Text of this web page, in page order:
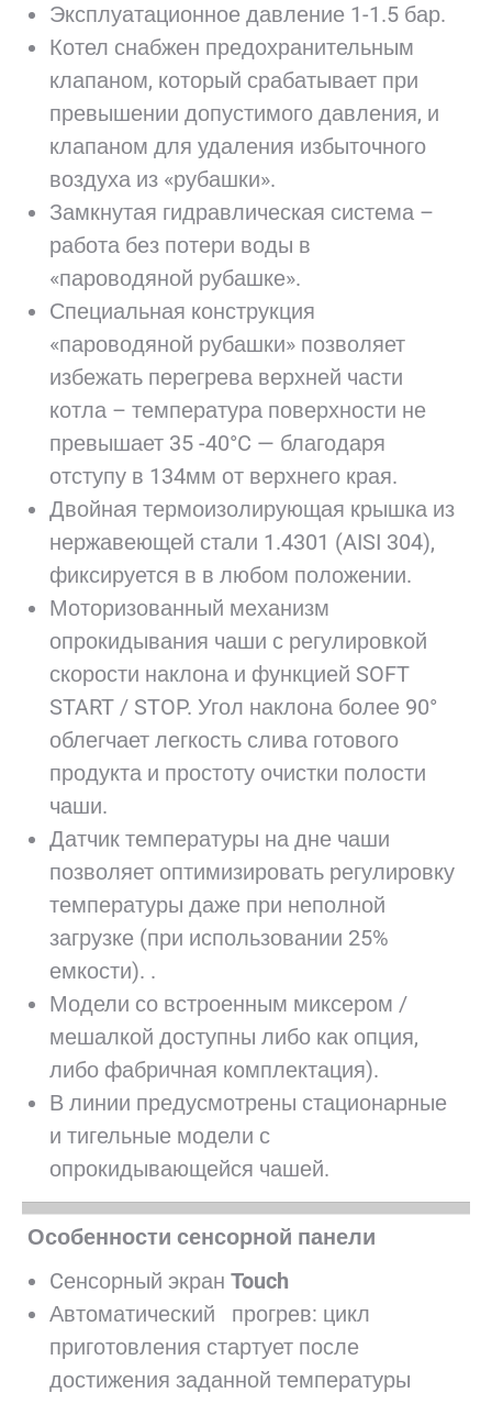
Эксплуатационное давление 1-1.5 бар.
Котел снабжен предохранительным
клапаном, который срабатывает при
превышении допустимого давления, и
клапаном для удаления избыточного
воздуха из «рубашки».
Замкнутая гидравлическая система –
работа без потери воды в
«пароводяной рубашке».
Специальная конструкция
«пароводяной рубашки» позволяет
избежать перегрева верхней части
котла – температура поверхности не
превышает 35 -40°C — благодаря
отступу в 134мм от верхнего края.
Двойная термоизолирующая крышка из
нержавеющей стали 1.4301 (AISI 304),
фиксируется в в любом положении.
Моторизованный механизм
опрокидывания чаши с регулировкой
скорости наклона и функцией SOFT
START / STOP. Угол наклона более 90°
облегчает легкость слива готового
продукта и простоту очистки полости
чаши.
Датчик температуры на дне чаши
позволяет оптимизировать регулировку
температуры даже при неполной
загрузке (при использовании 25%
емкости). .
Модели со встроенным миксером /
мешалкой доступны либо как опция,
либо фабричная комплектация).
В линии предусмотрены стационарные
и тигельные модели с
опрокидывающейся чашей.
Особенности сенсорной панели
Cенсорный экран Touch
Автоматический прогрев: цикл
приготовления стартует после
достижения заданной температуры